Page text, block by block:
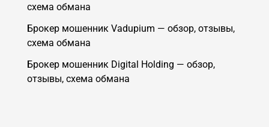
схема обмана
Брокер мошенник Vadupium — обзор, отзывы,
схема обмана
Брокер мошенник Digital Holding — обзор,
отзывы, схема обмана